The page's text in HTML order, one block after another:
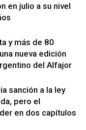
en julio a su nivel
y más de 80
nueva edición
del Alfajor
sanción a la ley
pero el
en dos capítulos